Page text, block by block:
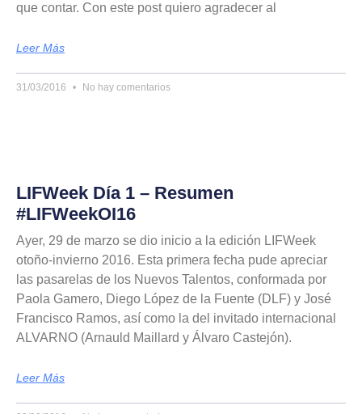
que contar. Con este post quiero agradecer al
Leer Más
31/03/2016 No hay comentarios
LIFWeek Día 1 – Resumen
#LIFWeekOI16
Ayer, 29 de marzo se dio inicio a la edición LIFWeek
otoño-invierno 2016. Esta primera fecha pude apreciar
las pasarelas de los Nuevos Talentos, conformada por
Paola Gamero, Diego López de la Fuente (DLF) y José
Francisco Ramos, así como la del invitado internacional
ALVARNO (Arnauld Maillard y Álvaro Castejón).
Leer Más